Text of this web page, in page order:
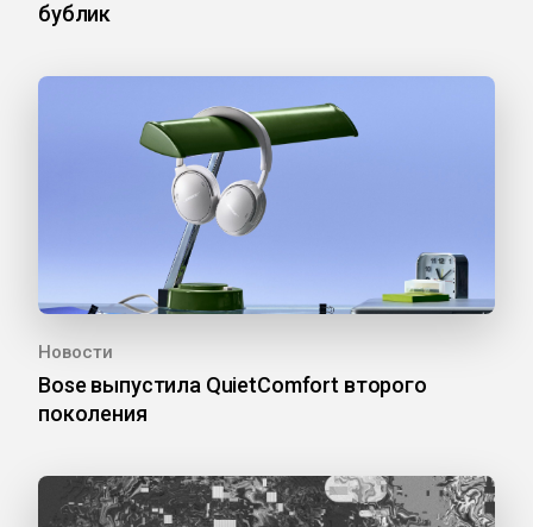
бублик
Новости
Bose выпустила QuietComfort второго
поколения